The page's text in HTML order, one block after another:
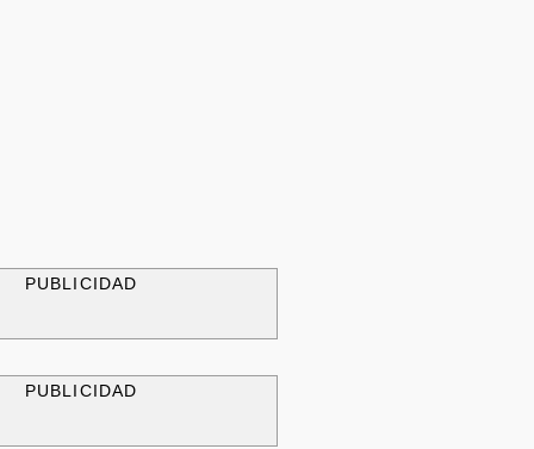
PUBLICIDAD
PUBLICIDAD